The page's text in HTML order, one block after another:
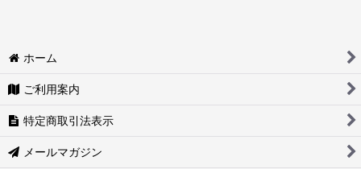
ホーム
ご利用案内
特定商取引法表示
メールマガジン